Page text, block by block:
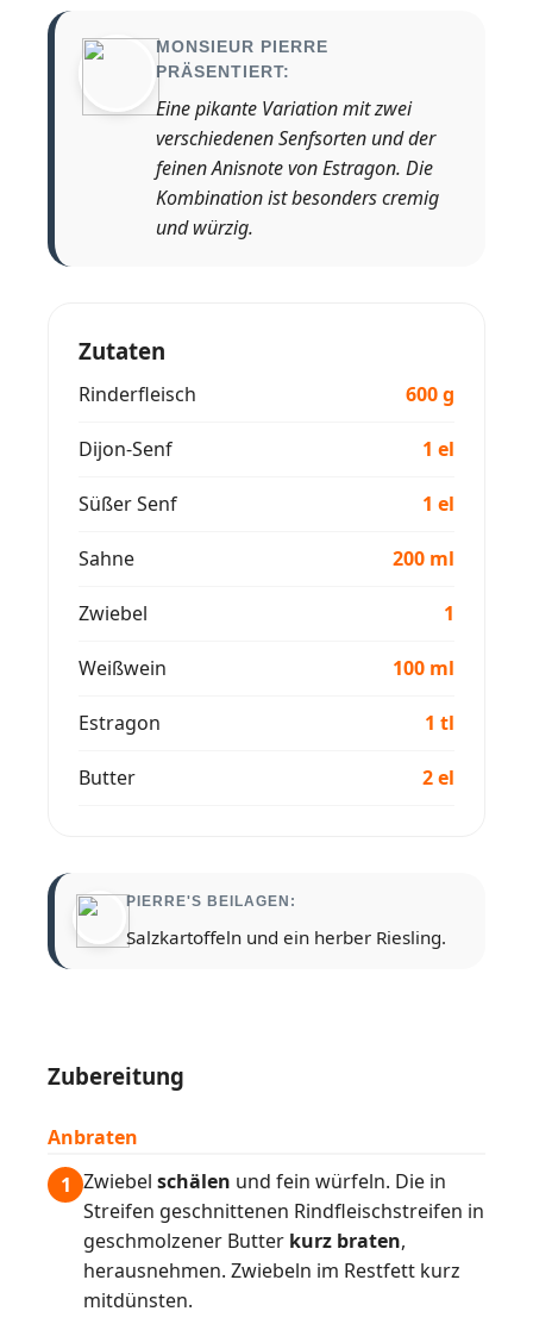
MONSIEUR PIERRE
PRÄSENTIERT:
Eine pikante Variation mit zwei
verschiedenen Senfsorten und der
feinen Anisnote von Estragon. Die
Kombination ist besonders cremig
und würzig.
Zutaten
Rinderfleisch 600 g
Dijon-Senf 1 el
Süßer Senf 1 el
Sahne 200 ml
Zwiebel 1
Weißwein 100 ml
Estragon 1 tl
Butter 2 el
PIERRE'S BEILAGEN:
Salzkartoffeln und ein herber Riesling.
Zubereitung
Anbraten
1 Zwiebel schälen und fein würfeln. Die in
Streifen geschnittenen Rindfleischstreifen in
geschmolzener Butter kurz braten,
herausnehmen. Zwiebeln im Restfett kurz
mitdünsten.